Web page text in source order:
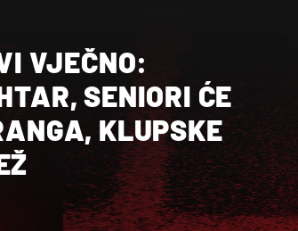
VJEČNO:
SENIORI ĆE
KLUPSKE